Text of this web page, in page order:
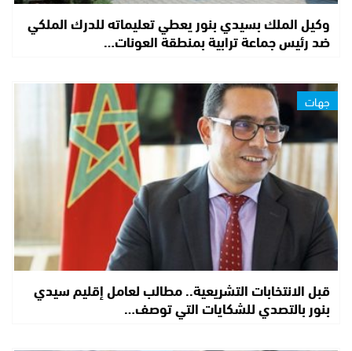
وكيل الملك بسيدي بنور يعطي تعليماته للدرك الملكي
ضد رئيس جماعة ترابية بمنطقة العونات…
جهات
قبل الانتخابات التشريعية.. مطالب لعامل إقليم سيدي
بنور بالتصدي للشكايات التي توصف…